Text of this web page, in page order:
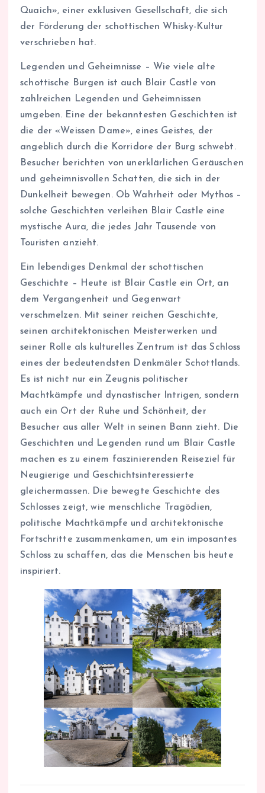
Quaich», einer exklusiven Gesellschaft, die sich
der Förderung der schottischen Whisky-Kultur
verschrieben hat.
Legenden und Geheimnisse – Wie viele alte
schottische Burgen ist auch Blair Castle von
zahlreichen Legenden und Geheimnissen
umgeben. Eine der bekanntesten Geschichten ist
die der «Weissen Dame», eines Geistes, der
angeblich durch die Korridore der Burg schwebt.
Besucher berichten von unerklärlichen Geräuschen
und geheimnisvollen Schatten, die sich in der
Dunkelheit bewegen. Ob Wahrheit oder Mythos –
solche Geschichten verleihen Blair Castle eine
mystische Aura, die jedes Jahr Tausende von
Touristen anzieht.
Ein lebendiges Denkmal der schottischen
Geschichte – Heute ist Blair Castle ein Ort, an
dem Vergangenheit und Gegenwart
verschmelzen. Mit seiner reichen Geschichte,
seinen architektonischen Meisterwerken und
seiner Rolle als kulturelles Zentrum ist das Schloss
eines der bedeutendsten Denkmäler Schottlands.
Es ist nicht nur ein Zeugnis politischer
Machtkämpfe und dynastischer Intrigen, sondern
auch ein Ort der Ruhe und Schönheit, der
Besucher aus aller Welt in seinen Bann zieht. Die
Geschichten und Legenden rund um Blair Castle
machen es zu einem faszinierenden Reiseziel für
Neugierige und Geschichtsinteressierte
gleichermassen. Die bewegte Geschichte des
Schlosses zeigt, wie menschliche Tragödien,
politische Machtkämpfe und architektonische
Fortschritte zusammenkamen, um ein imposantes
Schloss zu schaffen, das die Menschen bis heute
inspiriert.